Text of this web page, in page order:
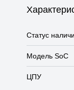
Статус
Модель SoC
ЦПУ